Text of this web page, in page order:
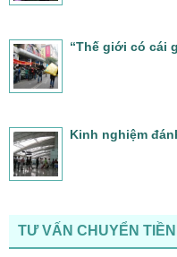
“Thế giới có cái
Kinh nghiệm
TƯ VẤN CHUYỂN TIỀN